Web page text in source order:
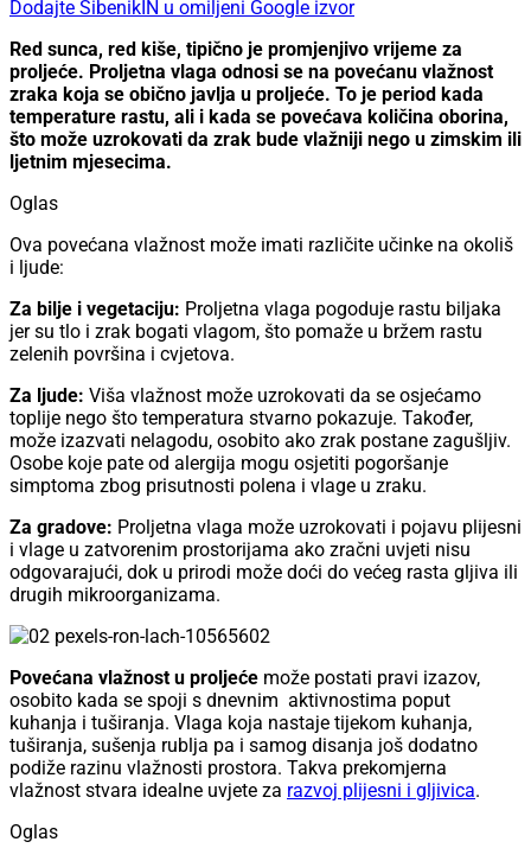
Dodajte ŠibenikIN u omiljeni Google izvor
Red sunca, red kiše, tipično je promjenjivo vrijeme za
proljeće. Proljetna vlaga odnosi se na povećanu vlažnost
zraka koja se obično javlja u proljeće. To je period kada
temperature rastu, ali i kada se povećava količina oborina,
što može uzrokovati da zrak bude vlažniji nego u zimskim ili
ljetnim mjesecima.
Oglas
Ova povećana vlažnost može imati različite učinke na okoliš
i ljude:
Za bilje i vegetaciju: Proljetna vlaga pogoduje rastu biljaka
jer su tlo i zrak bogati vlagom, što pomaže u bržem rastu
zelenih površina i cvjetova.
Za ljude: Viša vlažnost može uzrokovati da se osjećamo
toplije nego što temperatura stvarno pokazuje. Također,
može izazvati nelagodu, osobito ako zrak postane zagušljiv.
Osobe koje pate od alergija mogu osjetiti pogoršanje
simptoma zbog prisutnosti polena i vlage u zraku.
Za gradove: Proljetna vlaga može uzrokovati i pojavu plijesni
i vlage u zatvorenim prostorijama ako zračni uvjeti nisu
odgovarajući, dok u prirodi može doći do većeg rasta gljiva ili
drugih mikroorganizama.
Povećana vlažnost u proljeće može postati pravi izazov,
osobito kada se spoji s dnevnim aktivnostima poput
kuhanja i tuširanja. Vlaga koja nastaje tijekom kuhanja,
tuširanja, sušenja rublja pa i samog disanja još dodatno
podiže razinu vlažnosti prostora. Takva prekomjerna
vlažnost stvara idealne uvjete za razvoj plijesni i gljivica.
Oglas